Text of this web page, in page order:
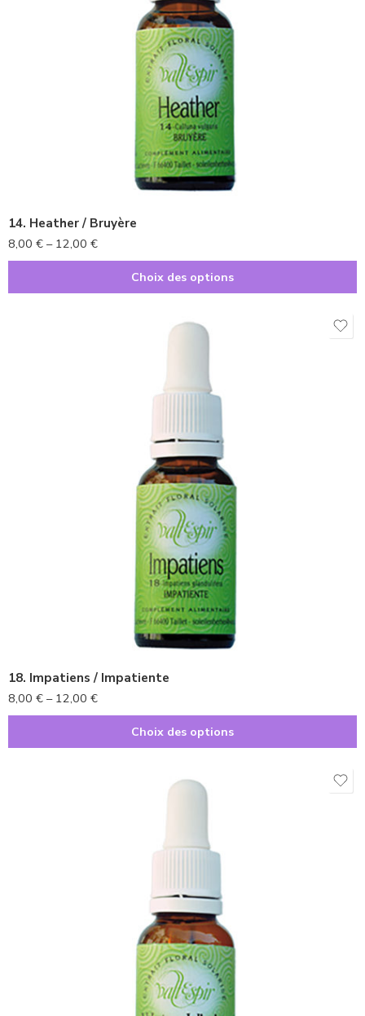
14. Heather / Bruyère
8,00 € – 12,00 €
Choix des options
18. Impatiens / Impatiente
8,00 € – 12,00 €
Choix des options